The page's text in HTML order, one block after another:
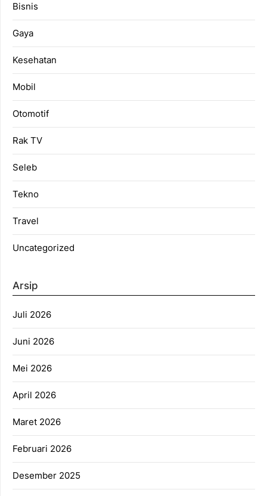
Bisnis
Gaya
Kesehatan
Mobil
Otomotif
Rak TV
Seleb
Tekno
Travel
Uncategorized
Arsip
Juli 2026
Juni 2026
Mei 2026
April 2026
Maret 2026
Februari 2026
Desember 2025